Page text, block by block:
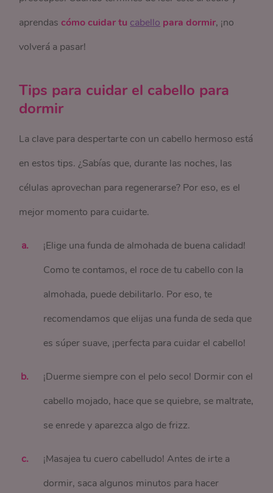
aprendascómo cuidar tu cabello para dormir, ¡no
volverá a pasar!
Tips para cuidar el cabello para
dormir
La clave para despertarte con un cabello hermoso está
en estos tips. ¿Sabías que, durante las noches, las
células aprovechan para regenerarse? Por eso, es el
mejor momento para cuidarte.
¡Elige una funda de almohada de buena calidad!
Como te contamos, el roce de tu cabello con la
almohada, puede debilitarlo. Por eso, te
recomendamos que elijas una funda de seda que
es súper suave, ¡perfecta para cuidar el cabello!
¡Duerme siempre con el pelo seco! Dormir con el
cabello mojado, hace que se quiebre, se maltrate,
se enrede y aparezca algo de frizz.
¡Masajea tu cuero cabelludo! Antes de irte a
dormir, saca algunos minutos para hacer